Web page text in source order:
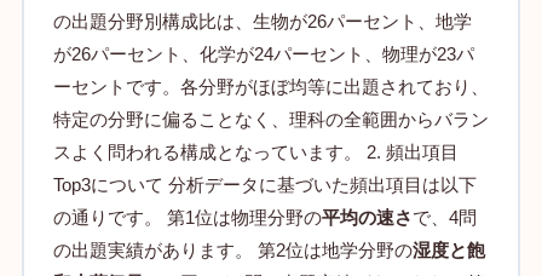
の出題分野別構成比は、生物が26パーセント、地学
が26パーセント、化学が24パーセント、物理が23パ
ーセントです。各分野がほぼ均等に出題されており、
特定の分野に偏ることなく、理科の全範囲からバラン
スよく問われる構成となっています。 2. 頻出項目
Top3について 分析データに基づいた頻出項目は以下
の通りです。 第1位は物理分野の平均の速さで、4問
の出題実績があります。 第2位は地学分野の湿度と飽